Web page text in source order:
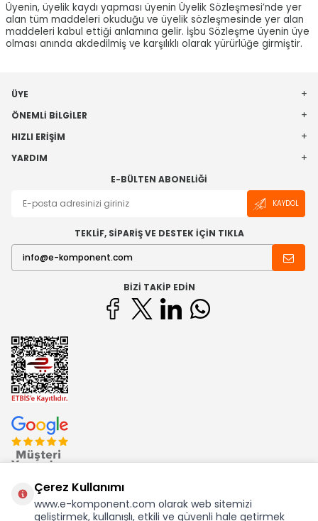
Üyenin, üyelik kaydı yapması üyenin Üyelik Sözleşmesi’nde yer
alan tüm maddeleri okuduğu ve üyelik sözleşmesinde yer alan
maddeleri kabul ettiği anlamına gelir. İşbu Sözleşme üyenin üye
olması anında akdedilmiş ve karşılıklı olarak yürürlüğe girmiştir.
ÜYE
ÖNEMLI BILGILER
HIZLI ERIŞIM
YARDIM
E-BÜLTEN ABONELIĞI
KAYDOL
TEKLİF, SİPARİŞ VE DESTEK İÇİN TIKLA
BIZI TAKIP EDIN
Çerez Kullanımı
www.e-komponent.com olarak web sitemizi
geliştirmek, kullanışlı, etkili ve güvenli hale getirmek